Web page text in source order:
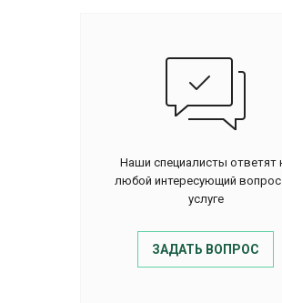
Наши специалисты ответят
любой интересующий вопрос
услуге
ЗАДАТЬ ВОПРОС